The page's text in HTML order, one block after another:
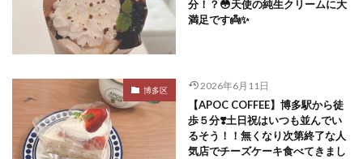
分！？😳天使の純生クリームに大
満足です👼✨
博多区 2026年6月11日
【APOC COFFEE】博多駅から徒
歩５分❣️土日祝はいつも並んでい
るそう！！無くなり次第終了な人
気店でチーズケーキ食べてきまし